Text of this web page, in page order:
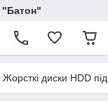
"Батон"
Жорсткі диски HDD